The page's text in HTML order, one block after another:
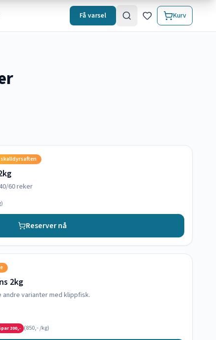
Få varsel Kurv
60 reker
Reserver nå
2kg
andre varianter med klippfisk.
200,- (850,-/kg)